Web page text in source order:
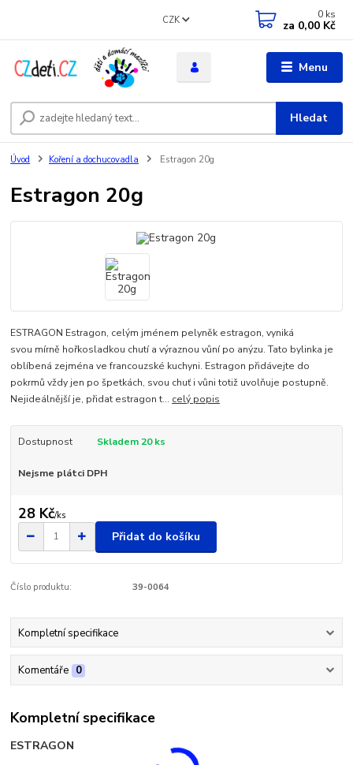
Menu
CZK
Hledat
0 ks
za 0,00 Kč
Úvod Koření a dochucovadla Estragon 20g
Estragon 20g
ESTRAGON Estragon, celým jménem pelyněk estragon, vyniká
svou mírně hořkosladkou chutí a výraznou vůní po anýzu. Tato bylinka je
oblíbená zejména ve francouzské kuchyni. Estragon přidávejte do
pokrmů vždy jen po špetkách, svou chuť i vůni totiž uvolňuje postupně.
Nejideálnější je, přidat estragon t... celý popis
Dostupnost Skladem 20 ks
Nejsme plátci DPH
28 Kč/ks
Přidat do košíku
Číslo produktu: 39-0064
Kompletní specifikace
Komentáře 0
Kompletní specifikace
ESTRAGON